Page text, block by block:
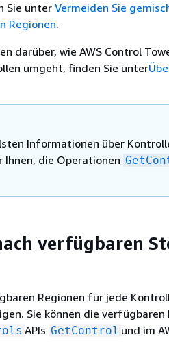
Sie unter Vermeiden Sie
Regionen.
darüber, wie AWS Control
umgeht, finden Sie unter
Informationen über
Ihnen, die Operationen
verfügbaren
Regionen für jede
Sie können die
APIs GetControl und im